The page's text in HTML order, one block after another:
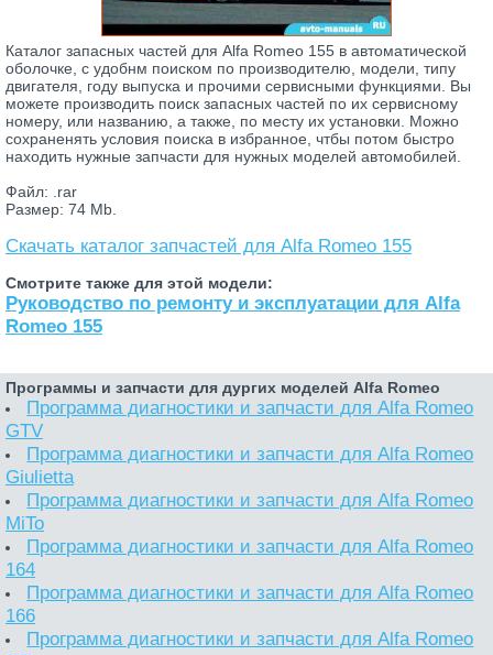
Каталог запасных частей для Alfa Romeo 155 в автоматической
оболочке, с удобнм поиском по производителю, модели, типу
двигателя, году выпуска и прочими сервисными функциями. Вы
можете производить поиск запасных частей по их сервисному
номеру, или названию, а также, по месту их установки. Можно
сохраненять условия поиска в избранное, чтбы потом быстро
находить нужные запчасти для нужных моделей автомобилей.
Файл: .rar
Размер: 74 Mb.
Скачать каталог запчастей для Alfa Romeo 155
Смотрите также для этой модели:
Руководство по ремонту и эксплуатации для Alfa
Romeo 155
Программы и запчасти для дургих моделей Alfa Romeo
Программа диагностики и запчасти для Alfa Romeo
GTV
Программа диагностики и запчасти для Alfa Romeo
Giulietta
Программа диагностики и запчасти для Alfa Romeo
MiTo
Программа диагностики и запчасти для Alfa Romeo
164
Программа диагностики и запчасти для Alfa Romeo
166
Программа диагностики и запчасти для Alfa Romeo